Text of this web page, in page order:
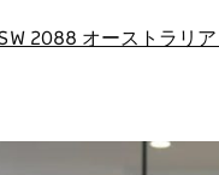
2088 オーストラリ